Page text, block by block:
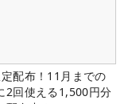
配布！11月までの
2回使える1,500円分